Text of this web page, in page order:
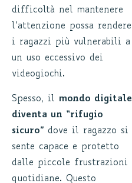
difficoltà nel mantenere
l’attenzione possa rendere
i ragazzi più vulnerabili a
un uso eccessivo dei
videogiochi.
Spesso, il mondo digitale
diventa un “rifugio
sicuro” dove il ragazzo si
sente capace e protetto
dalle piccole frustrazioni
quotidiane. Questo